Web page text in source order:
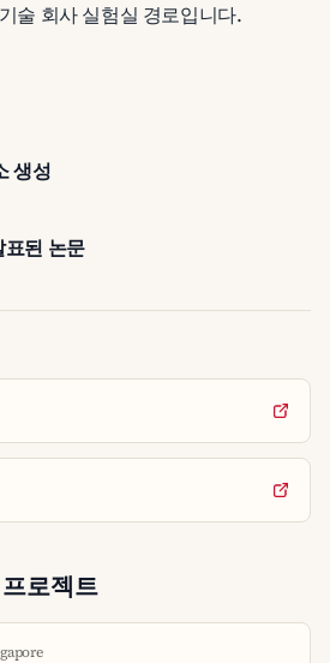
술 회사 실험실 경로입니다.
생성
된 논문
로젝트